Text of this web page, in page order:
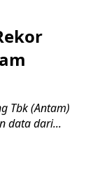
Tbk (Antam)
data dari...